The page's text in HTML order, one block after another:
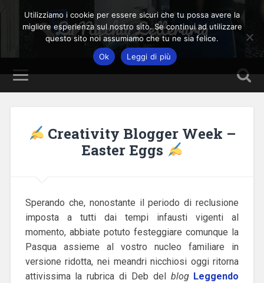
La Nicchia Letteraria
Creativity Blogger Week –
Easter Eggs
Sperando che, nonostante il periodo di reclusione
imposta a tutti dai tempi infausti vigenti al
momento, abbiate potuto festeggiare comunque la
Pasqua assieme al vostro nucleo familiare in
versione ridotta, nei meandri nicchiosi oggi ritorna
attivissima la rubrica di Deb del blog Leggendo
Utilizziamo i cookie per essere sicuri che tu possa avere la
migliore esperienza sul nostro sito. Se continui ad utilizzare
questo sito noi assumiamo che tu ne sia felice.
Ok
Leggi di più